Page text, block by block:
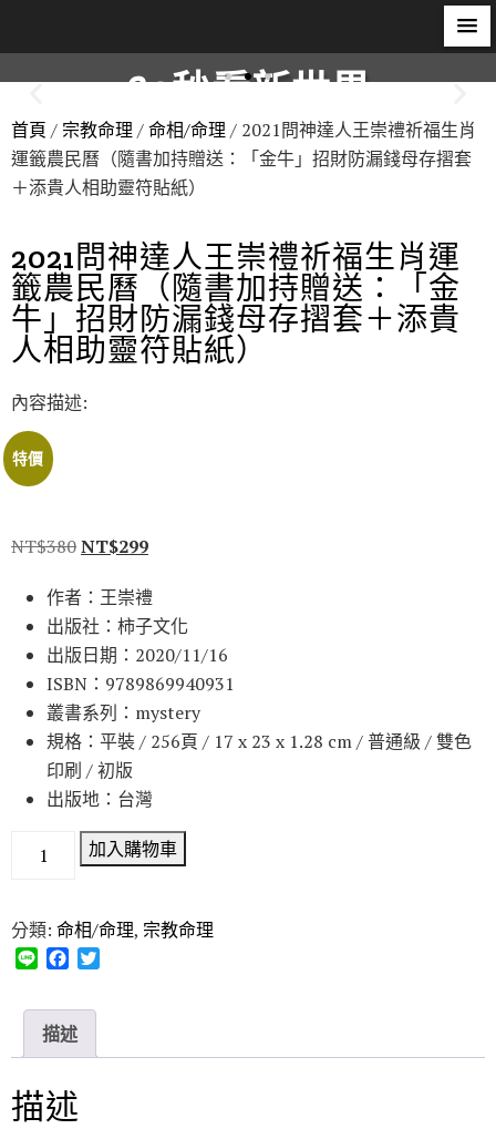
60秒看新世界
柿子文化
首頁 / 宗教命理 /命相/命理 / 2021問神達人王崇禮祈福生肖
運籤農民曆（隨書加持贈送：「金牛」招財防漏錢母存摺套
＋添貴人相助靈符貼紙）
2021問神達人王崇禮祈福生肖運
籤農民曆（隨書加持贈送：「金
牛」招財防漏錢母存摺套＋添貴
人相助靈符貼紙）
內容描述:
特價
NT$380NT$299
作者：王崇禮
出版社：柿子文化
出版日期：2020/11/16
ISBN：9789869940931
叢書系列：mystery
規格：平裝 / 256頁 / 17 x 23 x 1.28 cm / 普通級 / 雙色
印刷 / 初版
出版地：台灣
加入購物車
分類: 命相/命理, 宗教命理
e
e
b
o
k
描述
描述